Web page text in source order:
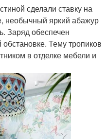
сделали ставку на
необычный яркий абажур
Заряд обеспечен
Тему тропиков
в отделке мебели и